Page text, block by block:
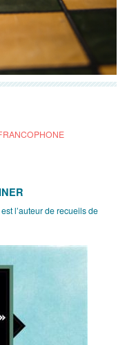
l’auteur de recueils de